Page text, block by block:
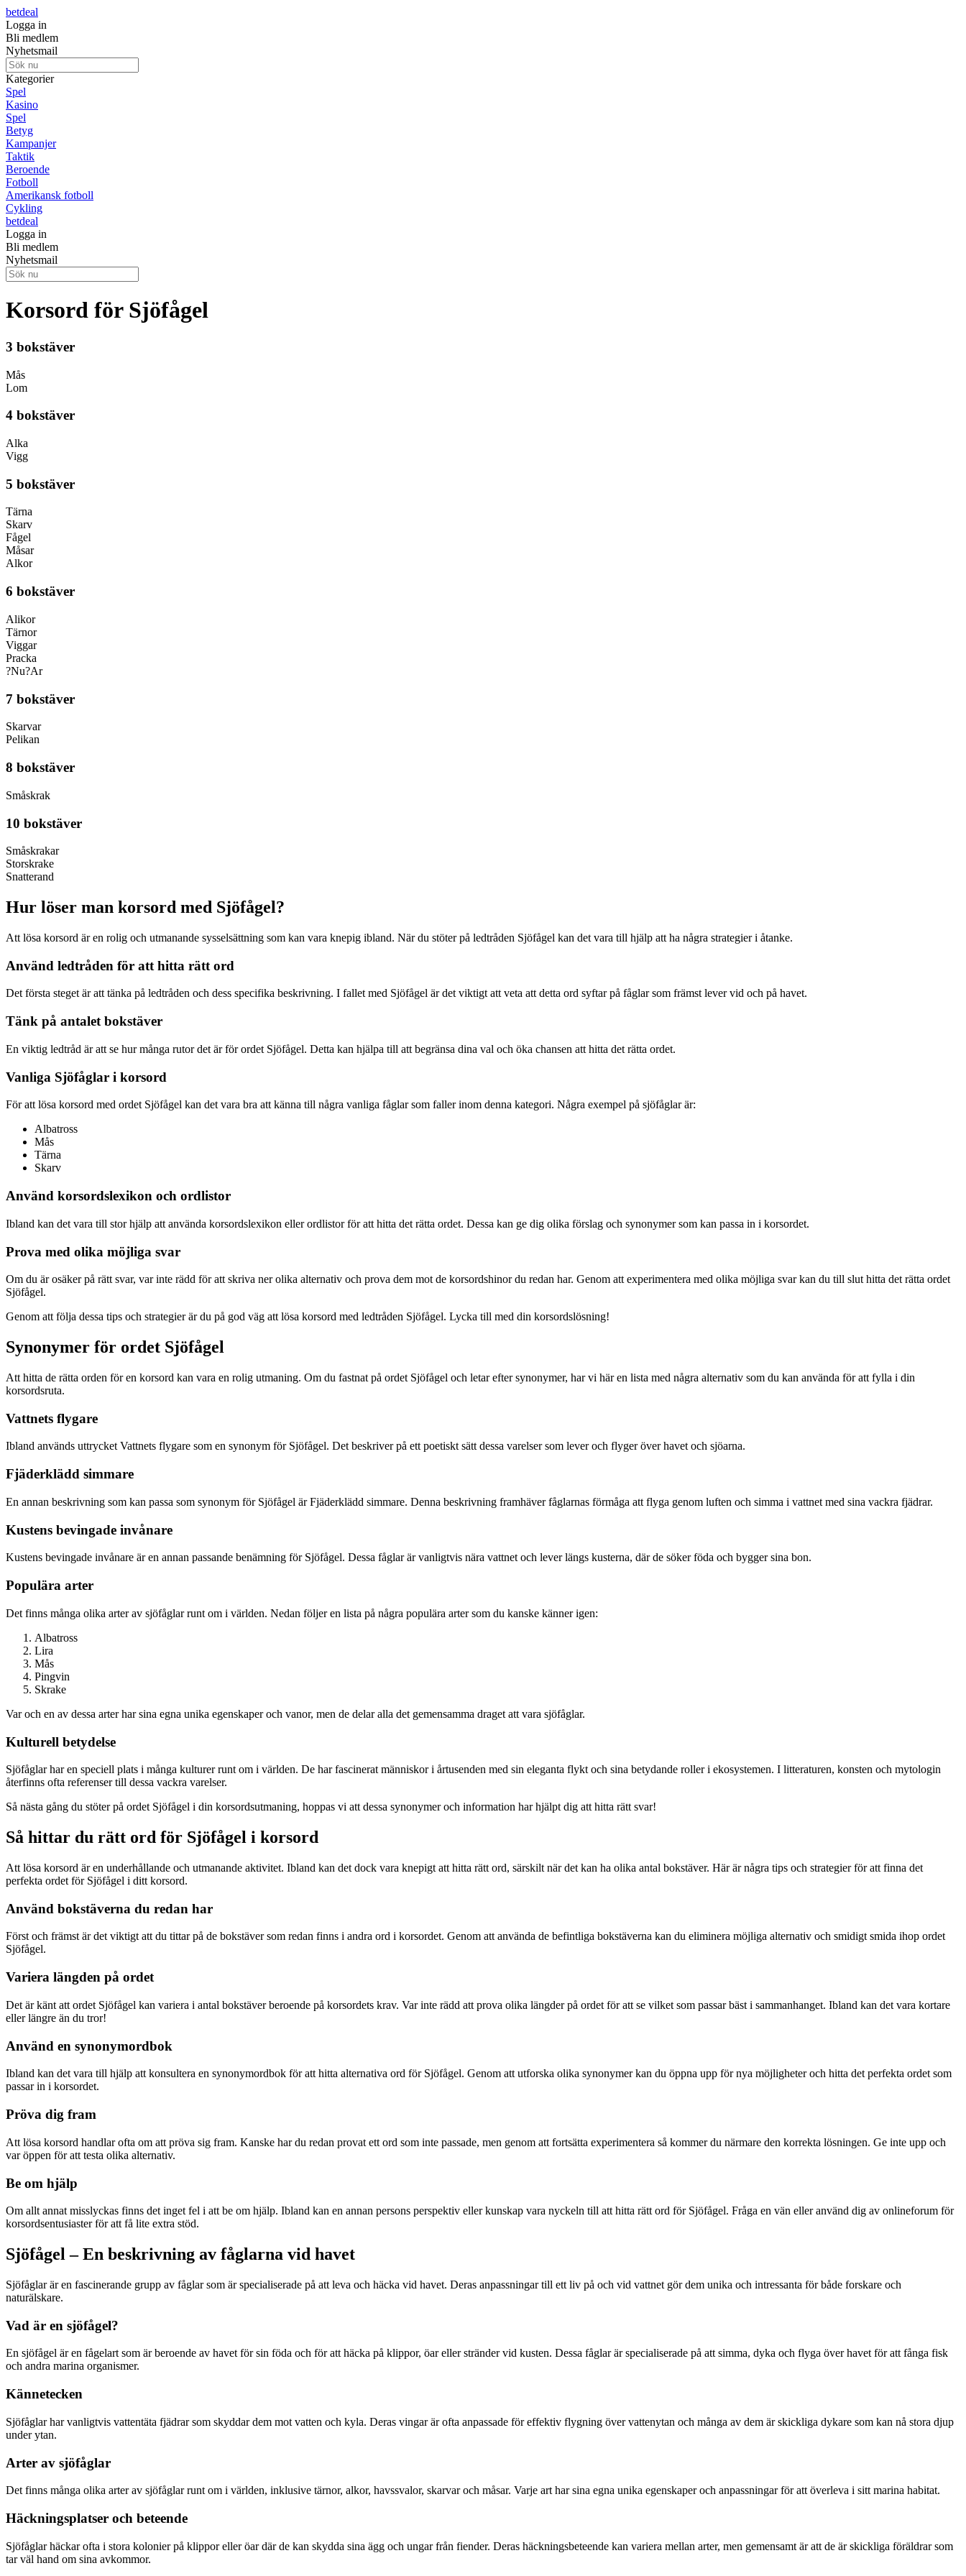
betdeal
Logga in
Bli medlem
Nyhetsmail
Kategorier
Spel
Kasino
Spel
Betyg
Kampanjer
Taktik
Beroende
Fotboll
Amerikansk fotboll
Cykling
betdeal
Logga in
Bli medlem
Nyhetsmail
Korsord för Sjöfågel
3 bokstäver
Mås
Lom
4 bokstäver
Alka
Vigg
5 bokstäver
Tärna
Skarv
Fågel
Måsar
Alkor
6 bokstäver
Alikor
Tärnor
Viggar
Pracka
?Nu?Ar
7 bokstäver
Skarvar
Pelikan
8 bokstäver
Småskrak
10 bokstäver
Småskrakar
Storskrake
Snatterand
Hur löser man korsord med Sjöfågel?
Att lösa korsord är en rolig och utmanande sysselsättning som kan vara knepig ibland. När du stöter på ledtråden Sjöfågel kan det vara till hjälp att ha några strategier i åtanke.
Använd ledtråden för att hitta rätt ord
Det första steget är att tänka på ledtråden och dess specifika beskrivning. I fallet med Sjöfågel är det viktigt att veta att detta ord syftar på fåglar som främst lever vid och på havet.
Tänk på antalet bokstäver
En viktig ledtråd är att se hur många rutor det är för ordet Sjöfågel. Detta kan hjälpa till att begränsa dina val och öka chansen att hitta det rätta ordet.
Vanliga Sjöfåglar i korsord
För att lösa korsord med ordet Sjöfågel kan det vara bra att känna till några vanliga fåglar som faller inom denna kategori. Några exempel på sjöfåglar är:
Albatross
Mås
Tärna
Skarv
Använd korsordslexikon och ordlistor
Ibland kan det vara till stor hjälp att använda korsordslexikon eller ordlistor för att hitta det rätta ordet. Dessa kan ge dig olika förslag och synonymer som kan passa in i korsordet.
Prova med olika möjliga svar
Om du är osäker på rätt svar, var inte rädd för att skriva ner olika alternativ och prova dem mot de korsordshinor du redan har. Genom att experimentera med olika möjliga svar kan du till slut hitta det rätta ordet
Sjöfågel.
Genom att följa dessa tips och strategier är du på god väg att lösa korsord med ledtråden Sjöfågel. Lycka till med din korsordslösning!
Synonymer för ordet Sjöfågel
Att hitta de rätta orden för en korsord kan vara en rolig utmaning. Om du fastnat på ordet Sjöfågel och letar efter synonymer, har vi här en lista med några alternativ som du kan använda för att fylla i din
korsordsruta.
Vattnets flygare
Ibland används uttrycket Vattnets flygare som en synonym för Sjöfågel. Det beskriver på ett poetiskt sätt dessa varelser som lever och flyger över havet och sjöarna.
Fjäderklädd simmare
En annan beskrivning som kan passa som synonym för Sjöfågel är Fjäderklädd simmare. Denna beskrivning framhäver fåglarnas förmåga att flyga genom luften och simma i vattnet med sina vackra fjädrar.
Kustens bevingade invånare
Kustens bevingade invånare är en annan passande benämning för Sjöfågel. Dessa fåglar är vanligtvis nära vattnet och lever längs kusterna, där de söker föda och bygger sina bon.
Populära arter
Det finns många olika arter av sjöfåglar runt om i världen. Nedan följer en lista på några populära arter som du kanske känner igen:
Albatross
Lira
Mås
Pingvin
Skrake
Var och en av dessa arter har sina egna unika egenskaper och vanor, men de delar alla det gemensamma draget att vara sjöfåglar.
Kulturell betydelse
Sjöfåglar har en speciell plats i många kulturer runt om i världen. De har fascinerat människor i årtusenden med sin eleganta flykt och sina betydande roller i ekosystemen. I litteraturen, konsten och mytologin
återfinns ofta referenser till dessa vackra varelser.
Så nästa gång du stöter på ordet Sjöfågel i din korsordsutmaning, hoppas vi att dessa synonymer och information har hjälpt dig att hitta rätt svar!
Så hittar du rätt ord för Sjöfågel i korsord
Att lösa korsord är en underhållande och utmanande aktivitet. Ibland kan det dock vara knepigt att hitta rätt ord, särskilt när det kan ha olika antal bokstäver. Här är några tips och strategier för att finna det
perfekta ordet för Sjöfågel i ditt korsord.
Använd bokstäverna du redan har
Först och främst är det viktigt att du tittar på de bokstäver som redan finns i andra ord i korsordet. Genom att använda de befintliga bokstäverna kan du eliminera möjliga alternativ och smidigt smida ihop ordet
Sjöfågel.
Variera längden på ordet
Det är känt att ordet Sjöfågel kan variera i antal bokstäver beroende på korsordets krav. Var inte rädd att prova olika längder på ordet för att se vilket som passar bäst i sammanhanget. Ibland kan det vara kortare
eller längre än du tror!
Använd en synonymordbok
Ibland kan det vara till hjälp att konsultera en synonymordbok för att hitta alternativa ord för Sjöfågel. Genom att utforska olika synonymer kan du öppna upp för nya möjligheter och hitta det perfekta ordet som
passar in i korsordet.
Pröva dig fram
Att lösa korsord handlar ofta om att pröva sig fram. Kanske har du redan provat ett ord som inte passade, men genom att fortsätta experimentera så kommer du närmare den korrekta lösningen. Ge inte upp och
var öppen för att testa olika alternativ.
Be om hjälp
Om allt annat misslyckas finns det inget fel i att be om hjälp. Ibland kan en annan persons perspektiv eller kunskap vara nyckeln till att hitta rätt ord för Sjöfågel. Fråga en vän eller använd dig av onlineforum för
korsordsentusiaster för att få lite extra stöd.
Sjöfågel – En beskrivning av fåglarna vid havet
Sjöfåglar är en fascinerande grupp av fåglar som är specialiserade på att leva och häcka vid havet. Deras anpassningar till ett liv på och vid vattnet gör dem unika och intressanta för både forskare och
naturälskare.
Vad är en sjöfågel?
En sjöfågel är en fågelart som är beroende av havet för sin föda och för att häcka på klippor, öar eller stränder vid kusten. Dessa fåglar är specialiserade på att simma, dyka och flyga över havet för att fånga fisk
och andra marina organismer.
Kännetecken
Sjöfåglar har vanligtvis vattentäta fjädrar som skyddar dem mot vatten och kyla. Deras vingar är ofta anpassade för effektiv flygning över vattenytan och många av dem är skickliga dykare som kan nå stora djup
under ytan.
Arter av sjöfåglar
Det finns många olika arter av sjöfåglar runt om i världen, inklusive tärnor, alkor, havssvalor, skarvar och måsar. Varje art har sina egna unika egenskaper och anpassningar för att överleva i sitt marina habitat.
Häckningsplatser och beteende
Sjöfåglar häckar ofta i stora kolonier på klippor eller öar där de kan skydda sina ägg och ungar från fiender. Deras häckningsbeteende kan variera mellan arter, men gemensamt är att de är skickliga föräldrar som
tar väl hand om sina avkommor.